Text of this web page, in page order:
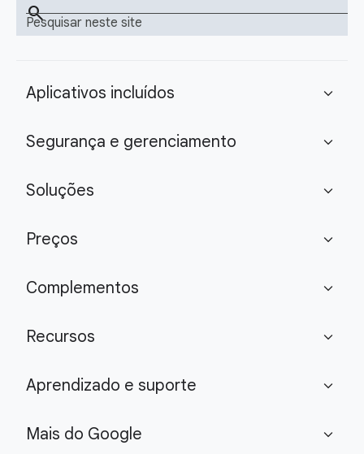
Pesquisar neste site
search
Aplicativos incluídos expand_more
Segurança e gerenciamento expand_more
Soluções expand_more
Preços expand_more
Complementos expand_more
Recursos expand_more
Aprendizado e suporte expand_more
Mais do Google expand_more